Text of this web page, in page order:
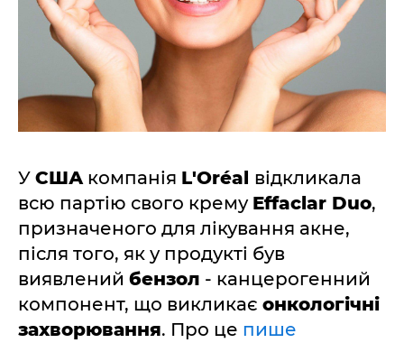
У СШАкомпанія L'Oréal відкликала
всю партію свого крему Effaclar Duo,
призначеного для лікування акне,
після того, як у продукті був
виявлений бензол - канцерогенний
компонент, що викликає онкологічні
захворювання. Про це пише